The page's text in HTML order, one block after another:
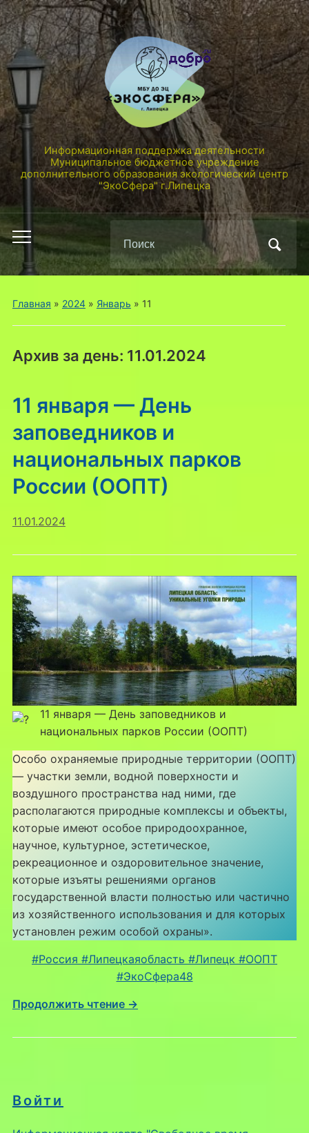
Информационная поддержка деятельности
Муниципальное бюджетное учреждение
дополнительного образования экологический центр
"ЭкоСфера" г.Липецка
Переключить
мобильное
меню
по:
Главная » 2024» Январь » 11
Архив за день: 11.01.2024
Войти
11 января — День
заповедников и
национальных парков
России (ООПТ)
11.01.2024
11 января — День заповедников и
национальных парков России (ООПТ)
Особо охраняемые природные территории (ООПТ)
— участки земли, водной поверхности и
воздушного пространства над ними, где
располагаются природные комплексы и объекты,
которые имеют особое природоохранное,
научное, культурное, эстетическое,
рекреационное и оздоровительное значение,
которые изъяты решениями органов
государственной власти полностью или частично
из хозяйственного использования и для которых
установлен режим особой охраны».
#Россия #Липецкаяобласть #Липецк #ООПТ
#ЭкоСфера48
Продолжить чтение →